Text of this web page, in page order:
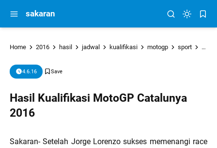
sakaran
Home 2016 hasil jadwal kualifikasi motogp sport Hasil
4.6.16
Hasil Kualifikasi MotoGP Catalunya
2016
Sakaran- Setelah Jorge Lorenzo sukses memenangi race